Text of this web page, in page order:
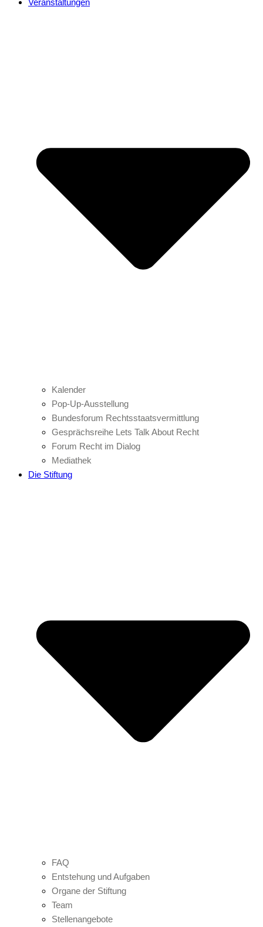
Veranstaltungen
Kalender
Pop-Up-Ausstellung
Bundesforum Rechtsstaatsvermittlung
Gesprächsreihe Lets Talk About Recht
Forum Recht im Dialog
Mediathek
Die Stiftung
FAQ
Entstehung und Aufgaben
Organe der Stiftung
Team
Stellenangebote